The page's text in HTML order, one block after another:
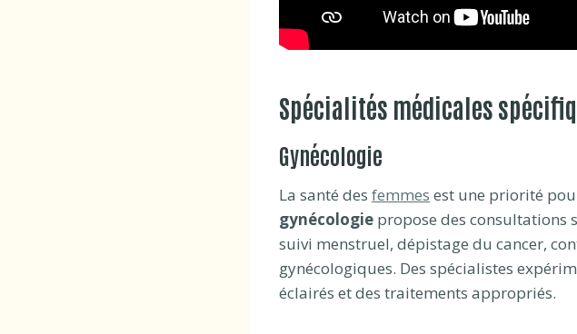
Spécialités médicales
Gynécologie
La santé des femmes est une priorité
gynécologie propose des consultations
suivi menstruel, dépistage du cancer,
gynécologiques. Des spécialistes
éclairés et des traitements appropriés.